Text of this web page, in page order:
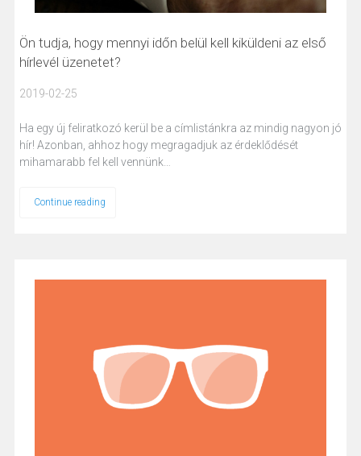
Ön tudja, hogy mennyi időn belül kell kiküldeni az első
hírlevél üzenetet?
2019-02-25
Ha egy új feliratkozó kerül be a címlistánkra az mindig nagyon jó
hír! Azonban, ahhoz hogy megragadjuk az érdeklődését
mihamarabb fel kell vennünk…
Continue reading